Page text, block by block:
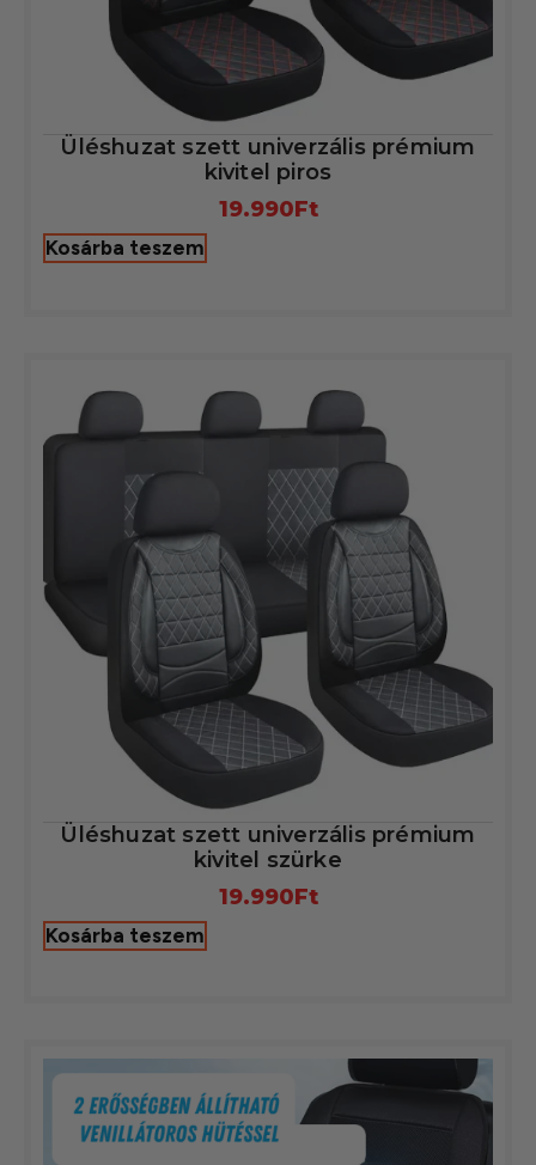
Üléshuzat szett univerzális prémium
kivitel piros
19.990Ft
Kosárba teszem
Üléshuzat szett univerzális prémium
kivitel szürke
19.990Ft
Kosárba teszem